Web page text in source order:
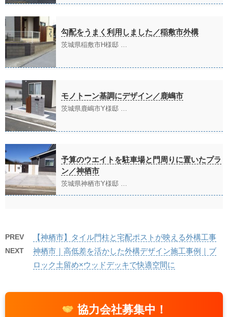
勾配をうまく利用しました／稲敷市外構
茨城県稲敷市H様邸 …
モノトーン基調にデザイン／鹿嶋市
茨城県鹿嶋市Y様邸 …
予算のウエイトを駐車場と門周りに置いたプラ
ン／神栖市
茨城県神栖市Y様邸 …
PREV 【神栖市】タイル門柱と宅配ポストが映える外構工事
NEXT
神栖市｜高低差を活かした外構デザイン施工事例｜ブ
ロック土留め×ウッドデッキで快適空間に
協力会社募集中！